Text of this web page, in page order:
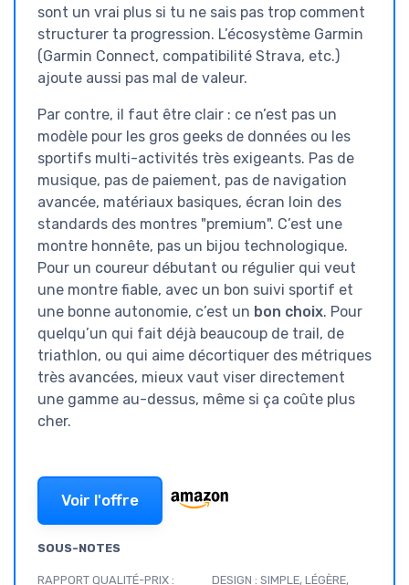
sont un vrai plus si tu ne sais pas trop comment
structurer ta progression. L’écosystème Garmin
(Garmin Connect, compatibilité Strava, etc.)
ajoute aussi pas mal de valeur.
Par contre, il faut être clair : ce n’est pas un
modèle pour les gros geeks de données ou les
sportifs multi-activités très exigeants. Pas de
musique, pas de paiement, pas de navigation
avancée, matériaux basiques, écran loin des
standards des montres "premium". C’est une
montre honnête, pas un bijou technologique.
Pour un coureur débutant ou régulier qui veut
une montre fiable, avec un bon suivi sportif et
une bonne autonomie, c’est un bon choix. Pour
quelqu’un qui fait déjà beaucoup de trail, de
triathlon, ou qui aime décortiquer des métriques
très avancées, mieux vaut viser directement
une gamme au-dessus, même si ça coûte plus
cher.
Voir l'offre
SOUS-NOTES
RAPPORT QUALITÉ-PRIX : DESIGN : SIMPLE, LÉGÈRE,